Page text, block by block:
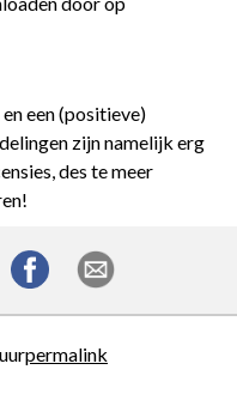
een (positieve)
zijn namelijk erg
des te meer
permalink